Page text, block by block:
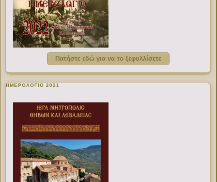
Πατήστε εδώ για να το ξεφυλλίσετε
ΗΜΕΡΟΛΟΓΙΟ 2021